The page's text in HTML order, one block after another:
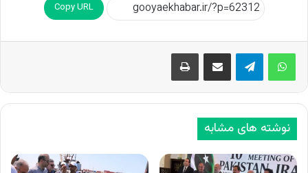
Copy URL
اشتراک گذاری از طریق ایمیل چاپ
نوشته های مشابه